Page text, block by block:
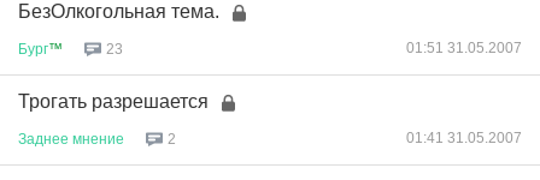
БезОлкогольная тема.
Бург™ 23 01:51 31.05.2007
Трогать разрешается
Заднее мнение 2 01:41 31.05.2007